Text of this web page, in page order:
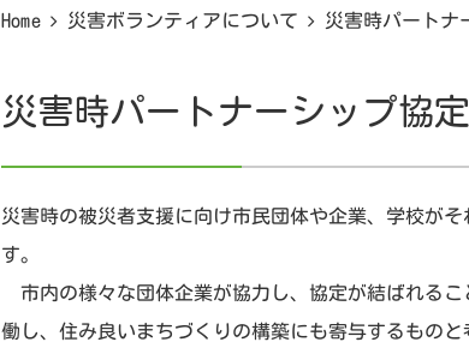
Home 災害ボランティアについて 災害時パートナ
災害時パートナーシップ協定
災害時の被災者支援に向け市民団体や企業、学校が
す。
市内の様々な団体企業が協力し、協定が結ばれる
働し、住み良いまちづくりの構築にも寄与するものと